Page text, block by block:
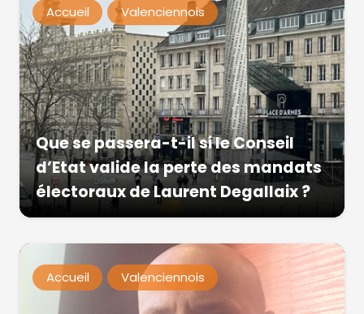
Accueil Valenciennois
Que se passera-t-il si le Conseil
d’Etat valide la perte des mandats
électoraux de Laurent Degallaix ?
Accueil Valenciennois